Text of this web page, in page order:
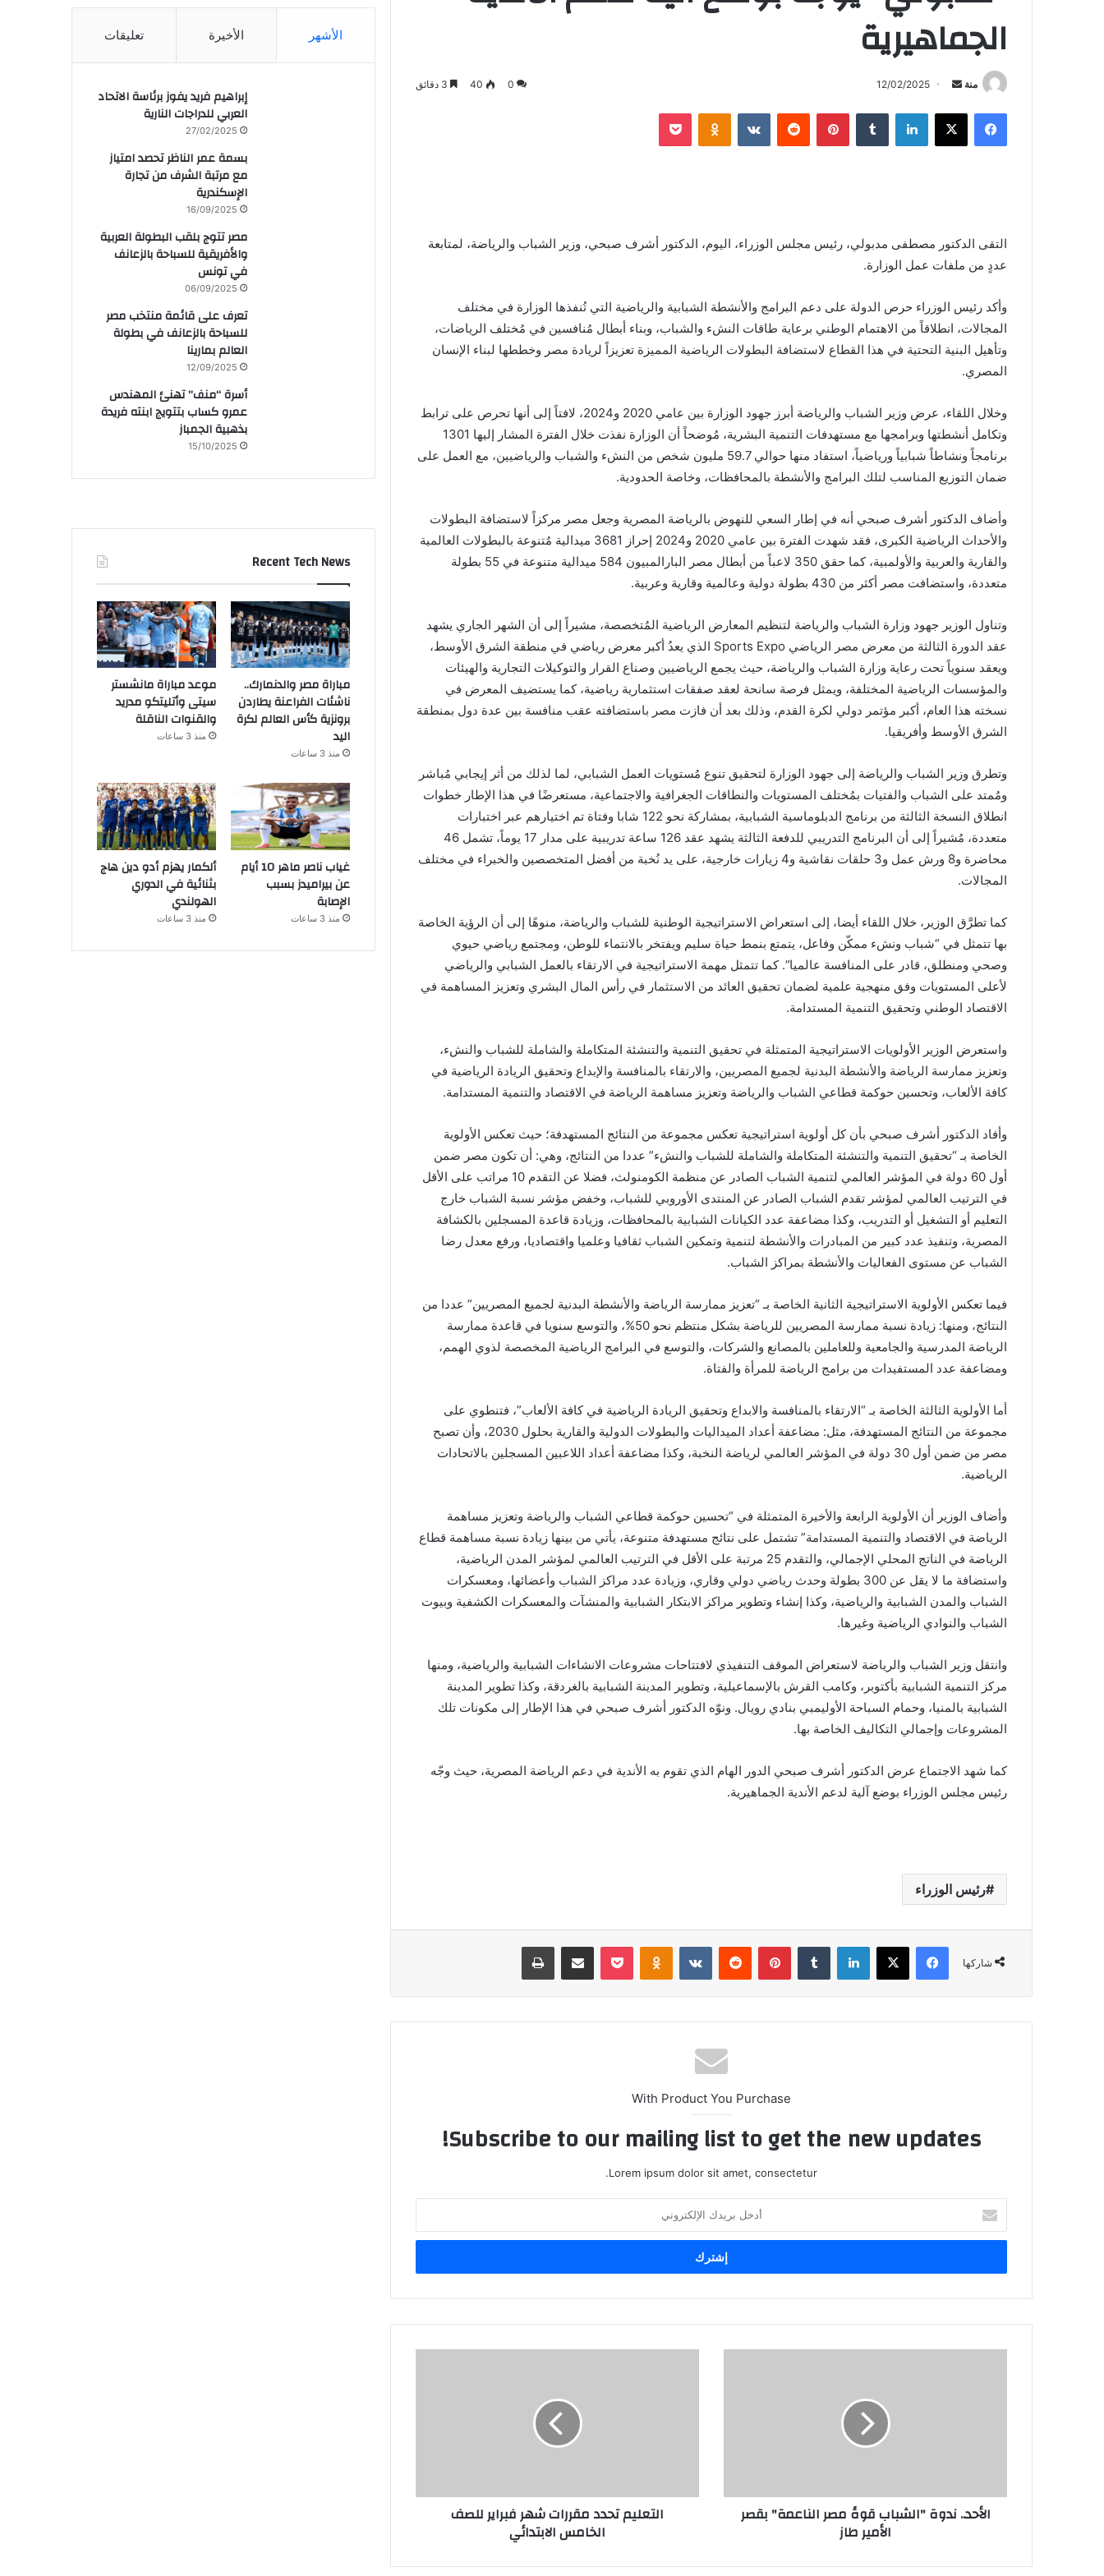
الجماهيرية
منة
أرسل
إلكترونيا
12/02/2025
0
40
فيسبوك X لينكدإن بينتيريست Odnoklassniki
بوكيت
التقى الدكتور مصطفى مدبولي، رئيس مجلس الوزراء، اليوم، الدكتور أشرف صبحي، وزير الشباب والرياضة، لمتابعة
عددٍ من ملفات عمل الوزارة.
وأكد رئيس الوزراء حرص الدولة على دعم البرامج والأنشطة الشبابية والرياضية التي تُنفذها الوزارة في مختلف
المجالات، انطلاقاً من الاهتمام الوطني برعاية طاقات النشء والشباب، وبناء أبطال مُنافسين في مُختلف الرياضات،
وتأهيل البنية التحتية في هذا القطاع لاستضافة البطولات الرياضية المميزة تعزيزاً لريادة مصر وخططها لبناء الإنسان
المصري.
وخلال اللقاء، عرض وزير الشباب والرياضة أبرز جهود الوزارة بين عامي 2020 و2024، لافتاً إلى أنها تحرص على ترابط
وتكامل أنشطتها وبرامجها مع مستهدفات التنمية البشرية، مُوضحاً أن الوزارة نفذت خلال الفترة المشار إليها 1301
برنامجاً ونشاطاً شبابياً ورياضياً، استفاد منها حوالي 59.7 مليون شخص من النشء والشباب والرياضيين، مع العمل على
ضمان التوزيع المناسب لتلك البرامج والأنشطة بالمحافظات، وخاصة الحدودية.
وأضاف الدكتور أشرف صبحي أنه في إطار السعي للنهوض بالرياضة المصرية وجعل مصر مركزاً لاستضافة البطولات
والأحداث الرياضية الكبرى، فقد شهدت الفترة بين عامي 2020 و2024 إحراز 3681 ميدالية مٌتنوعة بالبطولات العالمية
والقارية والعربية والأولمبية، كما حقق 350 لاعباً من أبطال مصر البارالمبيون 584 ميدالية متنوعة في 55 بطولة
متعددة، واستضافت مصر أكثر من 430 بطولة دولية وعالمية وقارية وعربية.
وتناول الوزير جهود وزارة الشباب والرياضة لتنظيم المعارض الرياضية المُتخصصة، مشيراً إلى أن الشهر الجاري يشهد
عقد الدورة الثالثة من معرض مصر الرياضي Sports Expo الذي يعدُ أكبر معرض رياضي في منطقة الشرق الأوسط،
ويعقد سنوياً تحت رعاية وزارة الشباب والرياضة، حيث يجمع الرياضيين وصناع القرار والتوكيلات التجارية والهيئات
والمؤسسات الرياضية المختلفة، ويمثل فرصة سانحة لعقد صفقات استثمارية رياضية، كما يستضيف المعرض في
نسخته هذا العام، أكبر مؤتمر دولي لكرة القدم، وذلك بعد أن فازت مصر باستضافته عقب منافسة بين عدة دول بمنطقة
الشرق الأوسط وأفريقيا.
وتطرق وزير الشباب والرياضة إلى جهود الوزارة لتحقيق تنوع مُستويات العمل الشبابي، لما لذلك من أثر إيجابي مُباشر
ومُمتد على الشباب والفتيات بمُختلف المستويات والنطاقات الجغرافية والاجتماعية، مستعرضًا في هذا الإطار خطوات
انطلاق النسخة الثالثة من برنامج الدبلوماسية الشبابية، بمشاركة نحو 122 شابا وفتاة تم اختيارهم عبر اختبارات
متعددة، مُشيراً إلى أن البرنامج التدريبي للدفعة الثالثة يشهد عقد 126 ساعة تدريبية على مدار 17 يوماً، تشمل 46
محاضرة و8 ورش عمل و3 حلقات نقاشية و4 زيارات خارجية، على يد نُخبة من أفضل المتخصصين والخبراء في مختلف
المجالات.
كما تطرَّق الوزير، خلال اللقاء أيضا، إلى استعراض الاستراتيجية الوطنية للشباب والرياضة، منوهًا إلى أن الرؤية الخاصة
بها تتمثل في “شباب ونشء ممكّن وفاعل، يتمتع بنمط حياة سليم ويفتخر بالانتماء للوطن، ومجتمع رياضي حيوي
وصحي ومنطلق، قادر على المنافسة عالميا”. كما تتمثل مهمة الاستراتيجية في الارتقاء بالعمل الشبابي والرياضي
لأعلى المستويات وفق منهجية علمية لضمان تحقيق العائد من الاستثمار في رأس المال البشري وتعزيز المساهمة في
الاقتصاد الوطني وتحقيق التنمية المستدامة.
واستعرض الوزير الأولويات الاستراتيجية المتمثلة في تحقيق التنمية والتنشئة المتكاملة والشاملة للشباب والنشء،
وتعزيز ممارسة الرياضة والأنشطة البدنية لجميع المصريين، والارتقاء بالمنافسة والإبداع وتحقيق الريادة الرياضية في
كافة الألعاب، وتحسين حوكمة قطاعي الشباب والرياضة وتعزيز مساهمة الرياضة في الاقتصاد والتنمية المستدامة.
وأفاد الدكتور أشرف صبحي بأن كل أولوية استراتيجية تعكس مجموعة من النتائج المستهدفة؛ حيث تعكس الأولوية
الخاصة بـ “تحقيق التنمية والتنشئة المتكاملة والشاملة للشباب والنشء” عددا من النتائج، وهي: أن تكون مصر ضمن
أول 60 دولة في المؤشر العالمي لتنمية الشباب الصادر عن منظمة الكومنولث، فضلا عن التقدم 10 مراتب على الأقل
في الترتيب العالمي لمؤشر تقدم الشباب الصادر عن المنتدى الأوروبي للشباب، وخفض مؤشر نسبة الشباب خارج
التعليم أو التشغيل أو التدريب، وكذا مضاعفة عدد الكيانات الشبابية بالمحافظات، وزيادة قاعدة المسجلين بالكشافة
المصرية، وتنفيذ عدد كبير من المبادرات والأنشطة لتنمية وتمكين الشباب ثقافيا وعلميا واقتصاديا، ورفع معدل رضا
الشباب عن مستوى الفعاليات والأنشطة بمراكز الشباب.
فيما تعكس الأولوية الاستراتيجية الثانية الخاصة بـ “تعزيز ممارسة الرياضة والأنشطة البدنية لجميع المصريين” عددا من
النتائج، ومنها: زيادة نسبة ممارسة المصريين للرياضة بشكل منتظم نحو 50%، والتوسع سنويا في قاعدة ممارسة
الرياضة المدرسية والجامعية وللعاملين بالمصانع والشركات، والتوسع في البرامج الرياضية المخصصة لذوي الهمم،
ومضاعفة عدد المستفيدات من برامج الرياضة للمرأة والفتاة.
أما الأولوية الثالثة الخاصة بـ “الارتقاء بالمنافسة والابداع وتحقيق الريادة الرياضية في كافة الألعاب”، فتنطوي على
مجموعة من النتائج المستهدفة، مثل: مضاعفة أعداد الميداليات والبطولات الدولية والقارية بحلول 2030، وأن تصبح
مصر من ضمن أول 30 دولة في المؤشر العالمي لرياضة النخبة، وكذا مضاعفة أعداد اللاعبين المسجلين بالاتحادات
الرياضية.
وأضاف الوزير أن الأولوية الرابعة والأخيرة المتمثلة في “تحسين حوكمة قطاعي الشباب والرياضة وتعزيز مساهمة
الرياضة في الاقتصاد والتنمية المستدامة” تشتمل على نتائج مستهدفة متنوعة، يأتي من بينها زيادة نسبة مساهمة قطاع
الرياضة في الناتج المحلي الإجمالي، والتقدم 25 مرتبة على الأقل في الترتيب العالمي لمؤشر المدن الرياضية،
واستضافة ما لا يقل عن 300 بطولة وحدث رياضي دولي وقاري، وزيادة عدد مراكز الشباب وأعضائها، ومعسكرات
الشباب والمدن الشبابية والرياضية، وكذا إنشاء وتطوير مراكز الابتكار الشبابية والمنشآت والمعسكرات الكشفية وبيوت
الشباب والنوادي الرياضية وغيرها.
وانتقل وزير الشباب والرياضة لاستعراض الموقف التنفيذي لافتتاحات مشروعات الانشاءات الشبابية والرياضية، ومنها
مركز التنمية الشبابية بأكتوبر، وكامب القرش بالإسماعيلية، وتطوير المدينة الشبابية بالغردقة، وكذا تطوير المدينة
الشبابية بالمنيا، وحمام السباحة الأوليمبي بنادي رويال. ونوّه الدكتور أشرف صبحي في هذا الإطار إلى مكونات تلك
المشروعات وإجمالي التكاليف الخاصة بها.
كما شهد الاجتماع عرض الدكتور أشرف صبحي الدور الهام الذي تقوم به الأندية في دعم الرياضة المصرية، حيث وجّه
رئيس مجلس الوزراء بوضع آلية لدعم الأندية الجماهيرية.
رئيس الوزراء
شاركها
فيسبوك X لينكدإن بينتيريست Odnoklassniki
بوكيت مشاركة عبر البريد طباعة
With Product You Purchase
Subscribe to our mailing list to get the new updates!
Lorem ipsum dolor sit amet, consectetur.
بريدك
الإلكتروني
الأحد.. ندوة "الشباب قوةً مصر الناعمة" بقصر
الأمير طاز
التعليم تحدد مقررات شهر فبراير للصف
الخامس الابتدائي
الأشهر الأخيرة تعليقات
إبراهيم فريد يفوز برئاسة الاتحاد
العربي للدراجات النارية
27/02/2025
بسمة عمر الناظر تحصد امتياز
مع مرتبة الشرف من تجارة
الإسكندرية
16/09/2025
مصر تتوج بلقب البطولة العربية
والأفريقية للسباحة بالزعانف
في تونس
06/09/2025
تعرف على قائمة منتخب مصر
للسباحة بالزعانف في بطولة
العالم بمارينا
12/09/2025
أسرة “منف” تهنئ المهندس
عمرو كساب بتتويج ابنته فريدة
بذهبية الجمباز
15/10/2025
Recent Tech News
مباراة مصر والدنمارك..
ناشئات الفراعنة يطاردن
برونزية كأس العالم لكرة
اليد
منذ 3 ساعات
موعد مباراة مانشستر
سيتى وأتليتكو مدريد
والقنوات الناقلة
منذ 3 ساعات
غياب ناصر ماهر 10 أيام
عن بيراميدز بسبب
الإصابة
منذ 3 ساعات
ألكمار يهزم أدو دين هاج
بثنائية في الدوري
الهولندي
منذ 3 ساعات